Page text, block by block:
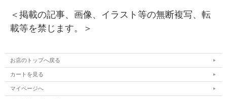
＜掲載の記事、画像、イラスト等の無断複写、転
載等を禁じます。＞
お店のトップへ戻る
カートを見る
マイページへ